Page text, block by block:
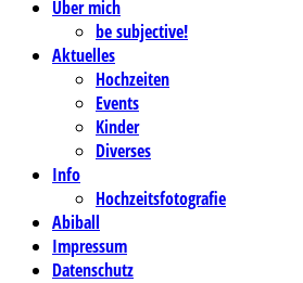
Über mich
be subjective!
Aktuelles
Hochzeiten
Events
Kinder
Diverses
Info
Hochzeitsfotografie
Abiball
Impressum
Datenschutz